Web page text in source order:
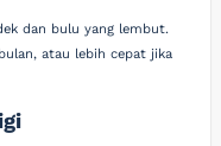
dan bulu yang lembut.
atau lebih cepat jika